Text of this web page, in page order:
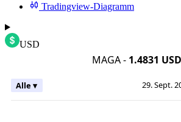
Tradingview-Diagramm
USD
MAGA - 1.4831 USD
29. Sept.
Alle ▾